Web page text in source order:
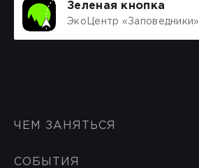
Зеленая кнопка
ЭкоЦентр «Заповедники»
ЧЕМ ЗАНЯТЬСЯ
СОБЫТИЯ